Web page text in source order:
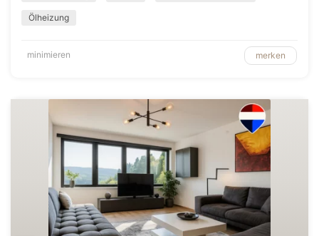
Ölheizung
minimieren merken